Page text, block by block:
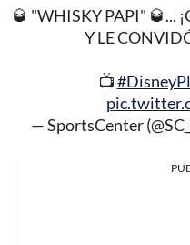
🥃 "WHISKY PAPI" 🥃...
Y LE
📺
— SportsCenter